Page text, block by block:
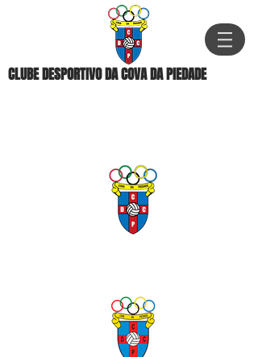
CLUBE DESPORTIVO DA COVA DA PIEDADE